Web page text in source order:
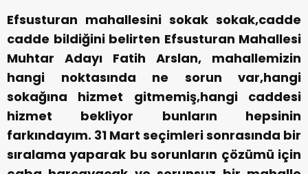
Efsusturan mahallesini sokak sokak,cadde
cadde bildiğini belirten Efsusturan Mahallesi
Muhtar Adayı Fatih Arslan, mahallemizin
hangi noktasında ne sorun var,hangi
sokağına hizmet gitmemiş,hangi caddesi
hizmet bekliyor bunların hepsinin
farkındayım. 31 Mart seçimleri sonrasında bir
sıralama yaparak bu sorunların çözümü için